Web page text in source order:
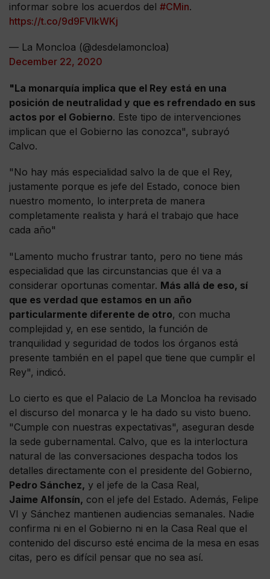
informar sobre los acuerdos del #CMin.
https://t.co/9d9FVIkWKj
— La Moncloa (@desdelamoncloa)
December 22, 2020
"La monarquía implica que el Rey está en una
posición de neutralidad y que es refrendado en sus
actos por el Gobierno. Este tipo de intervenciones
implican que el Gobierno las conozca", subrayó
Calvo.
"No hay más especialidad salvo la de que el Rey,
justamente porque es jefe del Estado, conoce bien
nuestro momento, lo interpreta de manera
completamente realista y hará el trabajo que hace
cada año"
"Lamento mucho frustrar tanto, pero no tiene más
especialidad que las circunstancias que él va a
considerar oportunas comentar. Más allá de eso, sí
que es verdad que estamos en un año
particularmente diferente de otro, con mucha
complejidad y, en ese sentido, la función de
tranquilidad y seguridad de todos los órganos está
presente también en el papel que tiene que cumplir el
Rey", indicó.
Lo cierto es que el Palacio de La Moncloa ha revisado
el discurso del monarca y le ha dado su visto bueno.
"Cumple con nuestras expectativas", aseguran desde
la sede gubernamental. Calvo, que es la interloctura
natural de las conversaciones despacha todos los
detalles directamente con el presidente del Gobierno,
Pedro Sánchez, y el jefe de la Casa Real,
Jaime Alfonsín, con el jefe del Estado. Además, Felipe
VI y Sánchez mantienen audiencias semanales. Nadie
confirma ni en el Gobierno ni en la Casa Real que el
contenido del discurso esté encima de la mesa en esas
citas, pero es difícil pensar que no sea así.